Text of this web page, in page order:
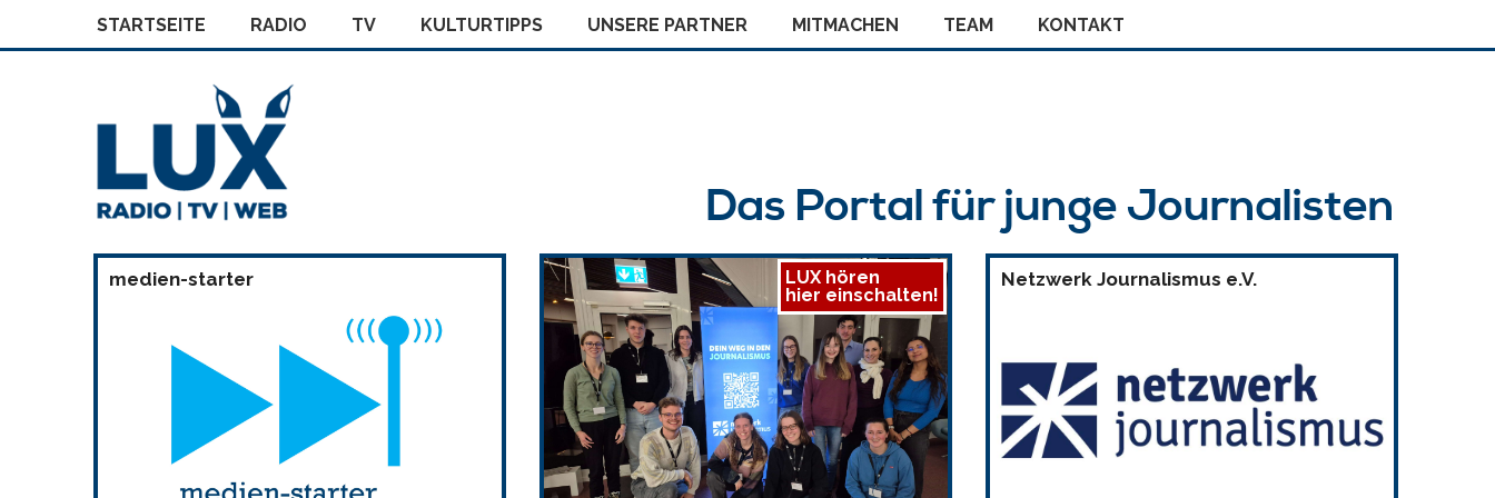
STARTSEITE RADIO TV KULTURTIPPS UNSERE PARTNER MITMACHEN TEAM KONTAKT
Das Portal für junge Journalisten
medien-starter
LUX hören
hier einschalten!
Netzwerk Journalismus e.V.